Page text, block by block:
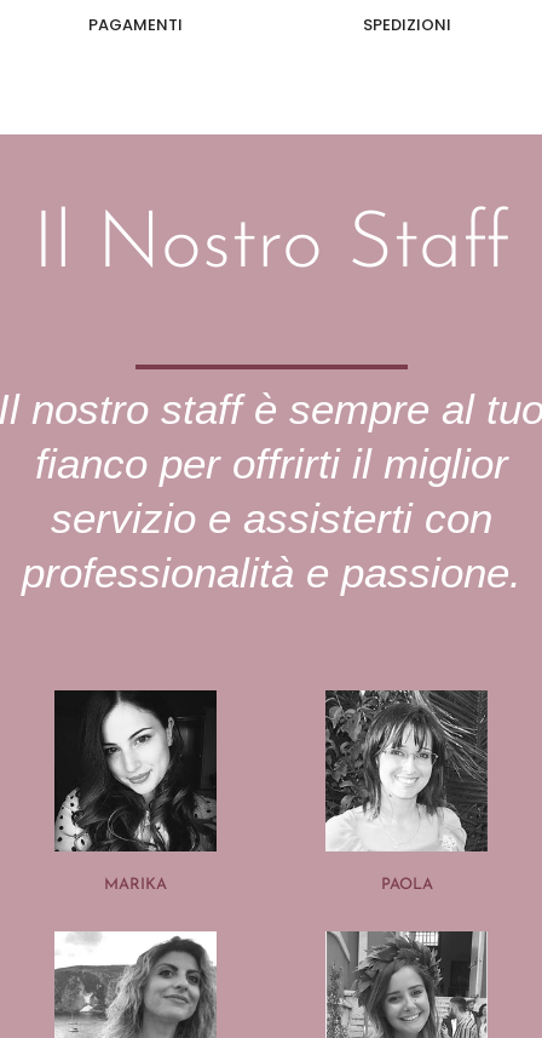
PAGAMENTI SPEDIZIONI
Il Nostro Staff
nostro staff è sempre al
fianco per offrirti il miglior
servizio e assisterti con
professionalità e passione.
MARIKA PAOLA